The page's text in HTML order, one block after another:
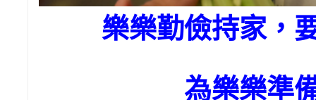
樂樂勤儉持家，
為樂樂準